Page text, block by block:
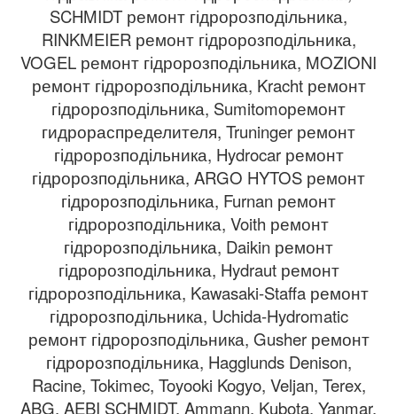
SCHMIDT ремонт гідророзподільника,
RINKMEIER ремонт гідророзподільника,
VOGEL ремонт гідророзподільника, MOZIONI
ремонт гідророзподільника, Kracht ремонт
гідророзподільника, Sumitomoремонт
гидрораспределителя, Truninger ремонт
гідророзподільника, Hydrocar ремонт
гідророзподільника, ARGO HYTOS ремонт
гідророзподільника, Furnan ремонт
гідророзподільника, Voith ремонт
гідророзподільника, Daikin ремонт
гідророзподільника, Hydraut ремонт
гідророзподільника, Kawasaki-Staffa ремонт
гідророзподільника, Uchida-Hydromatic
ремонт гідророзподільника, Gusher ремонт
гідророзподільника, Hagglunds Denison,
Racine, Tokimec, Toyooki Kogyo, Veljan, Terex,
ABG, AEBI SCHMIDT, Ammann, Kubota, Yanmar,